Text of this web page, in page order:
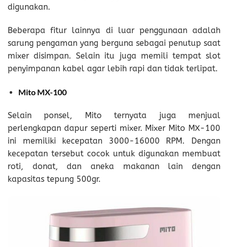
digunakan.
Beberapa fitur lainnya di luar penggunaan adalah
sarung pengaman yang berguna sebagai penutup saat
mixer disimpan. Selain itu juga memili tempat slot
penyimpanan kabel agar lebih rapi dan tidak terlipat.
Mito MX-100
Selain ponsel, Mito ternyata juga menjual
perlengkapan dapur seperti mixer. Mixer Mito MX-100
ini memiliki kecepatan 3000-16000 RPM. Dengan
kecepatan tersebut cocok untuk digunakan membuat
roti, donat, dan aneka makanan lain dengan
kapasitas tepung 500gr.